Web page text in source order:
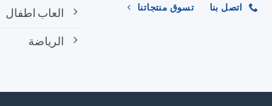
صفحةاتصل بنا تسوق منتجاتنا العاب اطفال
الرياضة